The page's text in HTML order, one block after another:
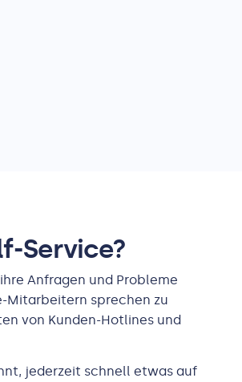
Service?
Anfragen und Probleme
Mitarbeitern sprechen zu
von Kunden-Hotlines und
jederzeit schnell etwas auf